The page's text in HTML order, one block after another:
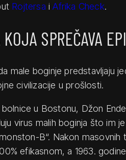
Rojtersa iAfrika Check.
SPREČAVA
male boginje predstavljaju
civilizacije u prošlosti.
u Bostonu, Džon
virus malih boginja što im
B“. Nakon masovnih
efikasnom, a 1963.